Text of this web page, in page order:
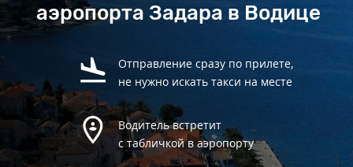
аэропорта Задара в Водице
Отправление сразу по прилете,
не нужно искать такси на месте
Водитель встретит
с табличкой в аэропорту